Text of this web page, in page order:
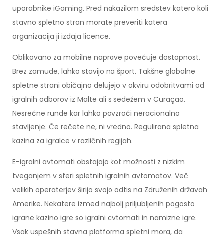
uporabnike iGaming. Pred nakazilom sredstev katero koli
stavno spletno stran morate preveriti katera
organizacija ji izdaja licence.
Oblikovano za mobilne naprave povečuje dostopnost.
Brez zamude, lahko stavijo na šport. Takšne globalne
spletne strani običajno delujejo v okviru odobritvami od
igralnih odborov iz Malte ali s sedežem v Curaçao.
Nesrečne runde kar lahko povzroči neracionalno
stavljenje. Če rečete ne, ni vredno. Regulirana spletna
kazina za igralce v različnih regijah.
E-igralni avtomati obstajajo kot možnosti z nizkim
tveganjem v sferi spletnih igralnih avtomatov. Več
velikih operaterjev širijo svojo odtis na Združenih državah
Amerike. Nekatere izmed najbolj priljubljenih pogosto
igrane kazino igre so igralni avtomati in namizne igre.
Vsak uspešnih stavna platforma spletni mora, da